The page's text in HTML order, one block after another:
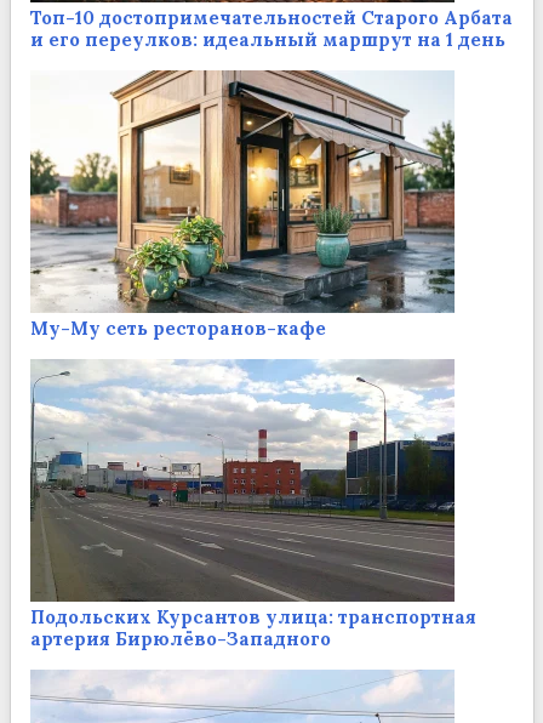
Топ-10 достопримечательностей Старого Арбата
и его переулков: идеальный маршрут на 1 день
Му-Му сеть ресторанов-кафе
Подольских Курсантов улица: транспортная
артерия Бирюлёво-Западного